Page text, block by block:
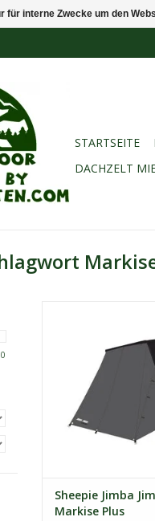
STARTSEITE
DACHZELT
Robuste Allwetter-
zusätzlichen Schatten
ZUM WARENKORB
Sheepie Jimba
Markise Plus
für interne Zwecke um den